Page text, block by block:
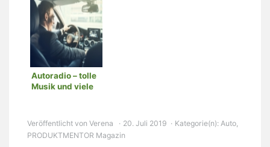
Autoradio – tolle
Musik und viele
Veröffentlicht von Verena 20. Juli 2019 Kategorie(n): Auto,
PRODUKTMENTOR Magazin